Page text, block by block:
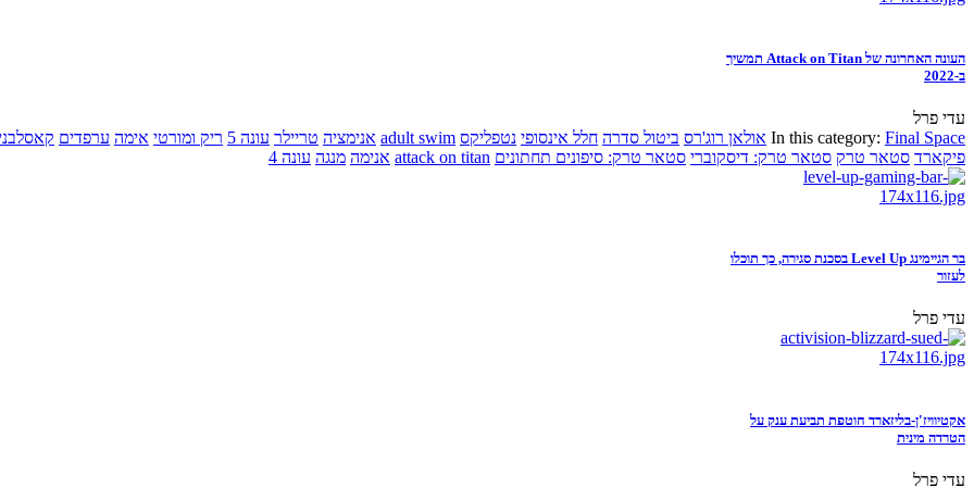
העונה האחרונה של Attack on Titan תמשיך
ב-2022
עדי פרל
In this category: Final Space אולאן רוג'רס ביטול סדרה חלל אינסופי נטפליקס adult swim אנימציה טריילר עונה 5 ריק ומורטי אימה ערפדים
פיקארד סטאר טרק סטאר טרק: דיסקוברי סטאר טרק: סיפונים תחתונים attack on titan אנימה מנגה עונה 4
בר הגיימינג Level Up בסכנת סגירה, כך תוכלו
לעזור
עדי פרל
אקטיוויז'ן-בליזארד חוטפת תביעת ענק על
הטרדה מינית
עדי פרל